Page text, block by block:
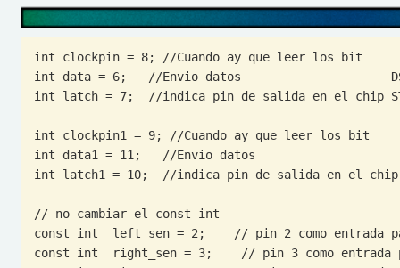
int clockpin = 8; //Cuando ay que leer los bit
int data = 6;   //Envio datos
int latch = 7;  //indica pin de salida en el chip
int clockpin1 = 9; //Cuando ay que leer los bit
int data1 = 11;   //Envio datos
int latch1 = 10;  //indica pin de salida en el chip
// no cambiar el const int
const int  left_sen = 2;    // pin 2 como entrada
const int  right_sen = 3;    // pin 3 como entrada